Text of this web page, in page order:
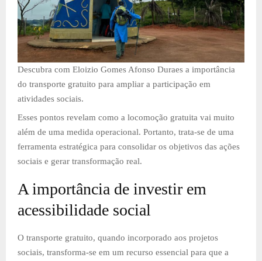
Descubra com Eloizio Gomes Afonso Duraes a importância
do transporte gratuito para ampliar a participação em
atividades sociais.
Esses pontos revelam como a locomoção gratuita vai muito
além de uma medida operacional. Portanto, trata-se de uma
ferramenta estratégica para consolidar os objetivos das ações
sociais e gerar transformação real.
A importância de investir em
acessibilidade social
O transporte gratuito, quando incorporado aos projetos
sociais, transforma-se em um recurso essencial para que a